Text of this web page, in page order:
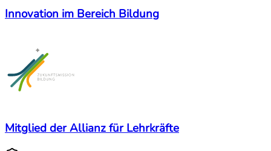
Innovation im Bereich Bildung
Mitglied der Allianz für Lehrkräfte